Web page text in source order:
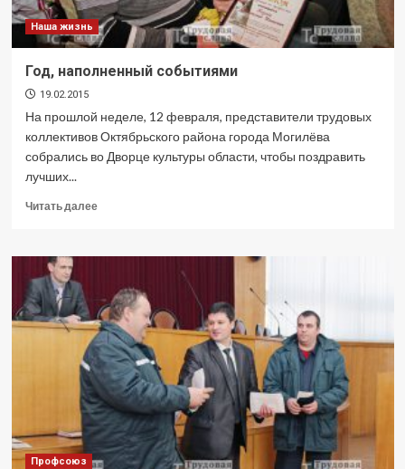
Наша жизнь
Год, наполненный событиями
19.02.2015
На прошлой неделе, 12 февраля, представители трудовых
коллективов Октябрьского района города Могилёва
собрались во Дворце культуры области, чтобы поздравить
лучших...
Читать далееПрочитать
Год,
событиями
Профсоюз